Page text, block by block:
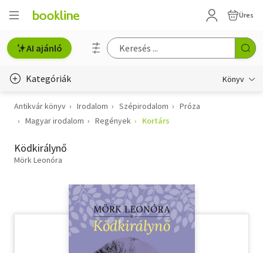
Üres
AI ajánló
Kategóriák Könyv
Életmód, egészség
Gyermek- és ifjúsági
Hobbi, szabadidő
Antikvár könyv Irodalom Szépirodalom
Próza
Magyar irodalom
Regények Kortárs
Ködkirálynő
Mörk Leonóra